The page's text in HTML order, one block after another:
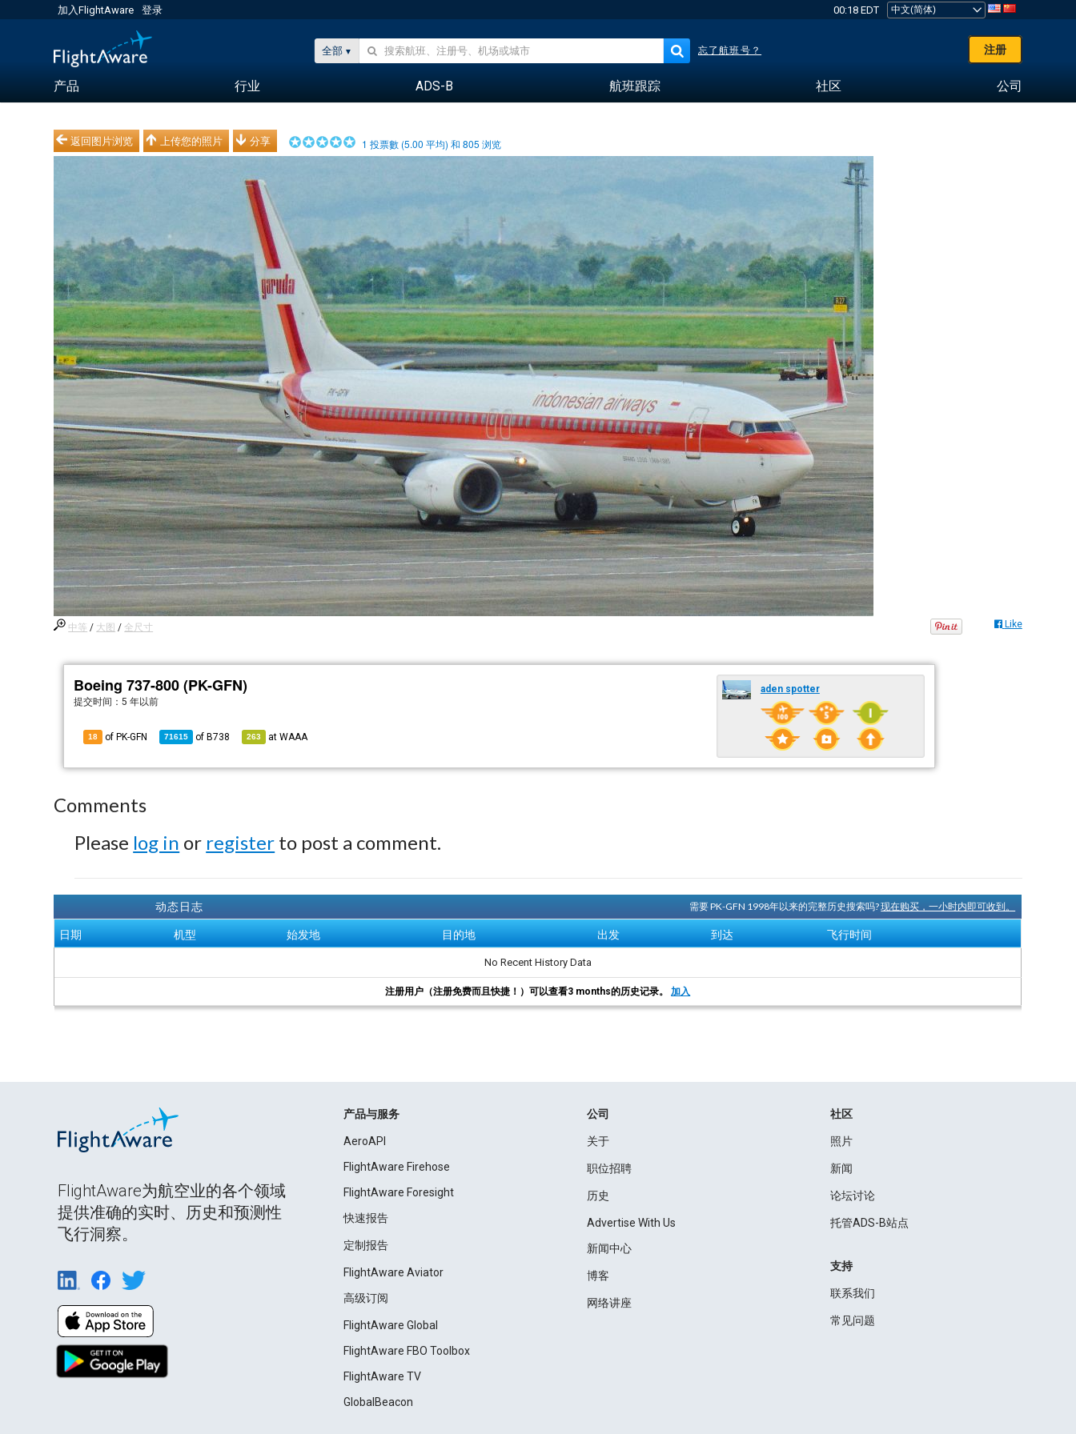
加入FlightAware 登录 00:18 EDT
全部 忘了航班号？ 注册
产品 行业 ADS-B 航班跟踪 社区 公司
返回图片浏览 上传您的照片 分享 1 投票數 (5.00 平均) 和805 浏览
中等 / 大图 / 全尺寸 Like
Boeing 737-800 (PK-GFN)
提交时间：5 年以前
18 of PK-GFN 71615 of B738 263 atWAAA
aden spotter
Comments
Please log in or register to post a comment.
动态日志 需要 PK-GFN 1998年以来的完整历史搜索吗?现在购买，一小时内即可收到。
日期 机型 始发地 目的地 出发 到达 飞行时间
No Recent History Data
注册用户（注册免费而且快捷！）可以查看3 months的历史记录。加入
FlightAware为航空业的各个领域
提供准确的实时、历史和预测性
飞行洞察。
产品与服务
AeroAPI
FlightAware Firehose
FlightAware Foresight
快速报告
定制报告
FlightAware Aviator
高级订阅
FlightAware Global
FlightAware FBO Toolbox
FlightAware TV
GlobalBeacon
公司
关于
职位招聘
历史
Advertise With Us
新闻中心
博客
网络讲座
社区
照片
新闻
论坛讨论
托管ADS-B站点
支持
联系我们
常见问题